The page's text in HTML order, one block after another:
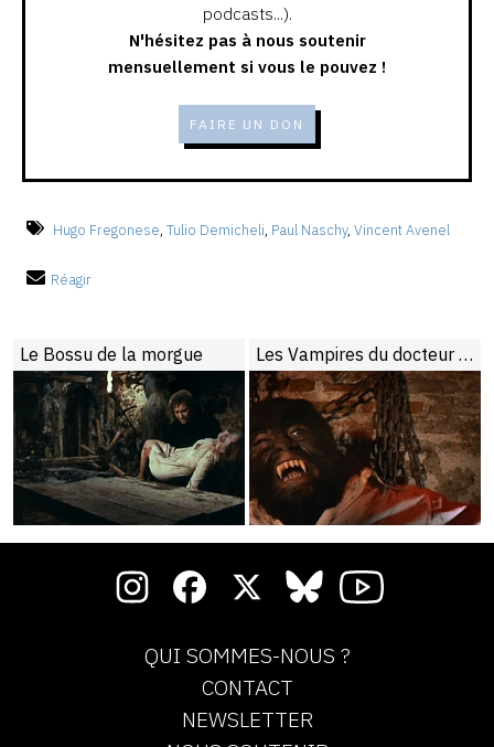
podcasts...).
N'hésitez pas à nous soutenir
mensuellement si vous le pouvez !
FAIRE UN DON
Hugo Fregonese, Tulio Demicheli, Paul Naschy, Vincent Avenel
Réagir
Le Bossu de la morgue Les Vampires du docteur Dracula
QUI SOMMES-NOUS ?
CONTACT
NEWSLETTER